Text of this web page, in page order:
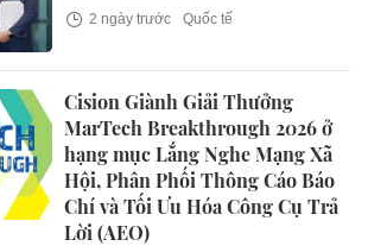
2 ngày trước Quốc tế
Cision Giành Giải Thưởng
MarTech Breakthrough 2026 ở
hạng mục Lắng Nghe Mạng Xã
Hội, Phân Phối Thông Cáo Báo
Chí và Tối Ưu Hóa Công Cụ Trả
Lời (AEO)